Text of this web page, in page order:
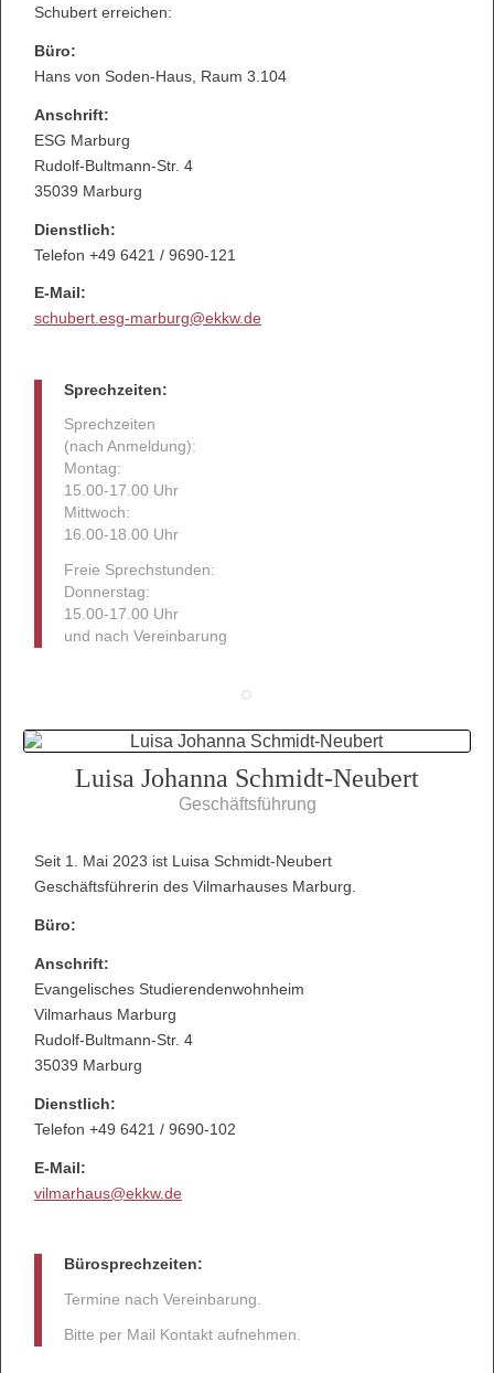
Schubert erreichen:
Büro:
Hans von Soden-Haus, Raum 3.104
Anschrift:
ESG Marburg
Rudolf-Bultmann-Str. 4
35039 Marburg
Dienstlich:
Telefon +49 6421 / 9690-121
E-Mail:
schubert.esg-marburg@ekkw.de
Sprechzeiten:
Sprechzeiten
(nach Anmeldung):
Montag:
15.00-17.00 Uhr
Mittwoch:
16.00-18.00 Uhr
Freie Sprechstunden:
Donnerstag:
15.00-17.00 Uhr
und nach Vereinbarung
Luisa Johanna Schmidt-Neubert
Geschäftsführung
Seit 1. Mai 2023 ist Luisa Schmidt-Neubert
Geschäftsführerin des Vilmarhauses Marburg.
Büro:
Anschrift:
Evangelisches Studierendenwohnheim
Vilmarhaus Marburg
Rudolf-Bultmann-Str. 4
35039 Marburg
Dienstlich:
Telefon +49 6421 / 9690-102
E-Mail:
vilmarhaus@ekkw.de
Bürosprechzeiten:
Termine nach Vereinbarung.
Bitte per Mail Kontakt aufnehmen.